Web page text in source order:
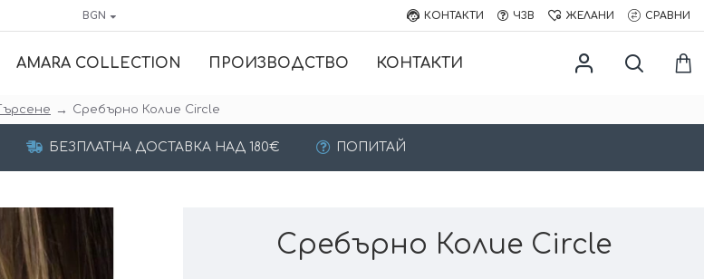
BGN КОНТАКТИ ЧЗВ ЖЕЛАНИ СРАВНИ
AMARA COLLECTION ПРОИЗВОДСТВО КОНТАКТИ
Търсене Сребърно Колие Circle
БЕЗПЛАТНА ДОСТАВКА НАД 180€ ПОПИТАЙ
Сребърно Колие Circle